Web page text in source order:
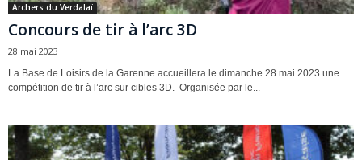
Archers du Verdalaï
Concours de tir à l’arc 3D
28 mai 2023
La Base de Loisirs de la Garenne accueillera le dimanche 28 mai 2023 une
compétition de tir à l’arc sur cibles 3D. Organisée par le...